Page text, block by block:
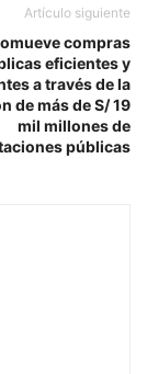
Artículo siguiente
compras
eficientes y
a través de la
de más de S/ 19
mil millones de
públicas